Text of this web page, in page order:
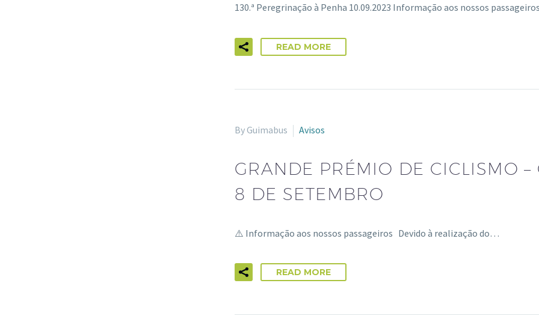
130.ª Peregrinação à Penha 10.09.2023 Informação aos nossos
READ MORE
By Guimabus Avisos
GRANDE PRÉMIO DE CICLISMO –
8 DE SETEMBRO
⚠️ Informação aos nossos passageiros Devido à realização do…
READ MORE